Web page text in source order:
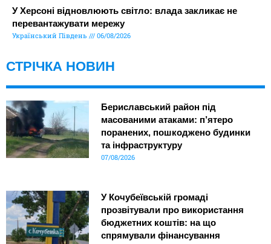
У Херсоні відновлюють світло: влада закликає не
перевантажувати мережу
Український Південь 06/08/2026
СТРІЧКА НОВИН
Бериславський район під
масованими атаками: п’ятеро
поранених, пошкоджено будинки
та інфраструктуру
07/08/2026
У Кочубеївській громаді
прозвітували про використання
бюджетних коштів: на що
спрямували фінансування